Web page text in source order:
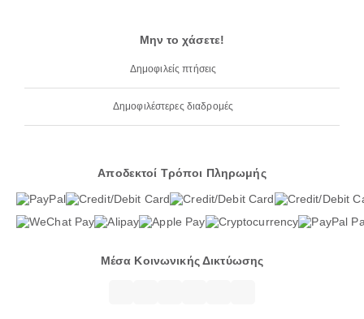
Μην το χάσετε!
Δημοφιλείς πτήσεις
Δημοφιλέστερες διαδρομές
Αποδεκτοί Τρόποι Πληρωμής
Μέσα Κοινωνικής Δικτύωσης